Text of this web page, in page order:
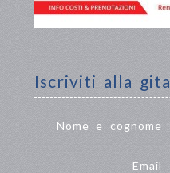
Iscriviti alla gita
Nome e cognome
Email